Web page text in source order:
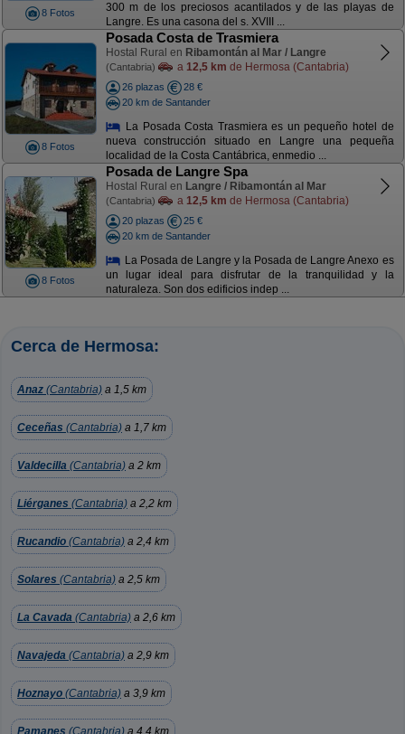
8 Fotos
300 m de los preciosos acantilados y de las playas de
Langre. Es una casona del s. XVIII ...
8 Fotos
Posada Costa de Trasmiera
Hostal Rural en Ribamontán al Mar / Langre
(Cantabria) a 12,5 km de Hermosa (Cantabria)
26 plazas
28 €
20 km de Santander
La Posada Costa Trasmiera es un pequeño hotel de
nueva construcción situado en Langre una pequeña
localidad de la Costa Cantábrica, enmedio ...
8 Fotos
Posada de Langre Spa
Hostal Rural en Langre / Ribamontán al Mar
(Cantabria) a 12,5 km de Hermosa (Cantabria)
20 plazas
25 €
20 km de Santander
La Posada de Langre y la Posada de Langre Anexo es
un lugar ideal para disfrutar de la tranquilidad y la
naturaleza. Son dos edificios indep ...
Cerca de Hermosa:
Anaz (Cantabria) a 1,5 km
Ceceñas (Cantabria) a 1,7 km
Valdecilla (Cantabria) a 2 km
Liérganes (Cantabria) a 2,2 km
Rucandio (Cantabria) a 2,4 km
Solares (Cantabria) a 2,5 km
La Cavada (Cantabria) a 2,6 km
Navajeda (Cantabria) a 2,9 km
Hoznayo (Cantabria) a 3,9 km
Pamanes (Cantabria) a 4,4 km